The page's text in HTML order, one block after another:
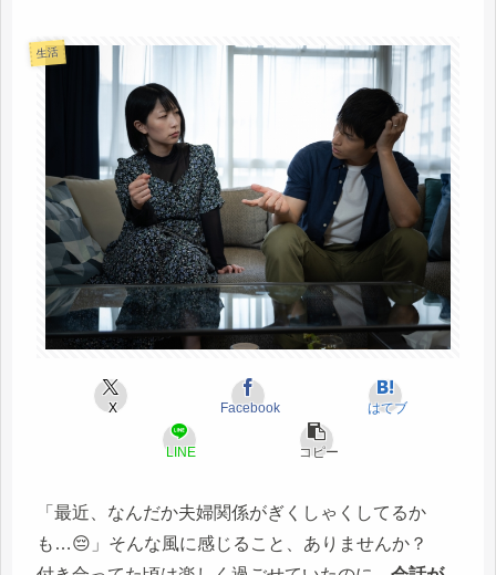
生活
X Facebook はてブ
LINE コピー
「最近、なんだか夫婦関係がぎくしゃくしてるか
も…😔」そんな風に感じること、ありませんか？